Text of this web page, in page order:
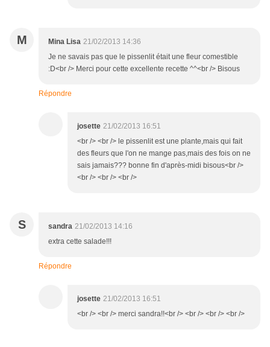
M Mina Lisa 21/02/2013 14:36
Je ne savais pas que le pissenlit était une fleur comestible
:D<br /> Merci pour cette excellente recette ^^<br /> Bisous
Répondre
josette 21/02/2013 16:51
<br /> <br /> le pissenlit est une plante,mais qui fait
des fleurs que l'on ne mange pas,mais des fois on ne
sais jamais??? bonne fin d'après-midi bisous<br />
<br /> <br /> <br />
S sandra 21/02/2013 14:16
extra cette salade!!!
Répondre
josette 21/02/2013 16:51
<br /> <br /> merci sandra!!<br /> <br /> <br /> <br />